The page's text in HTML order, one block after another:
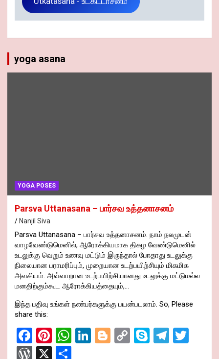
yoga asana
YOGA POSES
Parsva Uttanasana – பார்சவ உத்தனாசனம்
Nanjil Siva
Parsva Uttanasana – பார்சவ உத்தனாசனம். நாம் நலமுடன்
வாழவேண்டுமெனில், ஆரோக்கியமாக திகழ வேண்டுமெனில்
உடலுக்கு வெறும் உணவு மட்டும் இருந்தால் போதாது உடலுக்கு
நிலையான பராமரிப்பும், முறையான உடற்பயிற்சியும் மிகமிக
அவசியம். அவ்வாறான உடற்பயிற்சியானது உடலுக்கு மட்டுமல்ல
மனதிற்கும்கூட ஆரோக்கியத்தையும்,…
இந்த பதிவு உங்கள் நண்பர்களுக்கு பயன்படலாம். So, Please
share this:
F
a
Pi
nt
W Li
Bl C
S
T
W X